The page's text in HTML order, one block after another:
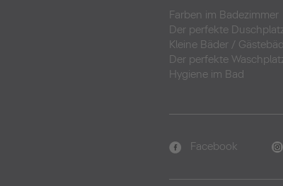
Farben im Badezimmer
Der perfekte
Kleine Bäder /
Der perfekte
Hygiene im Bad
Facebook